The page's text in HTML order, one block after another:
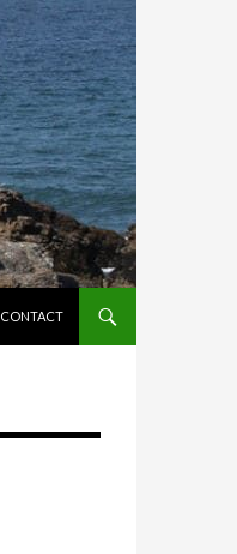
CONTACT